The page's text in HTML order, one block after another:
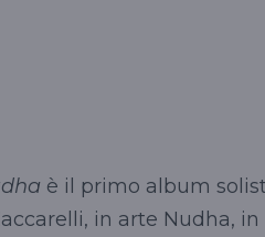
è il primo album
in arte Nudha,